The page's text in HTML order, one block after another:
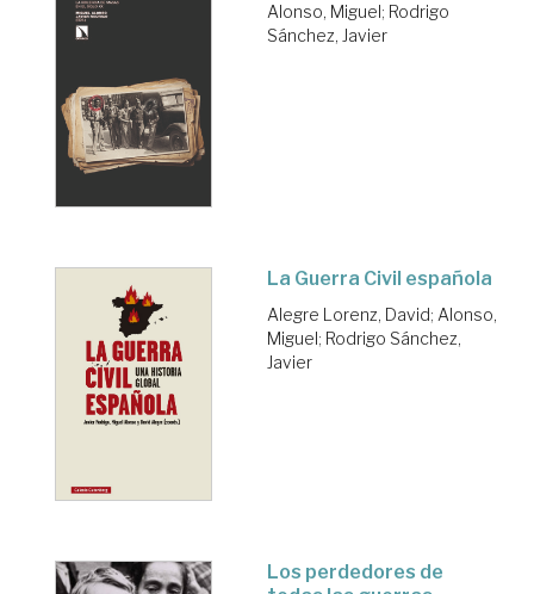
Alonso, Miguel; Rodrigo
Sánchez, Javier
La Guerra Civil española
Alegre Lorenz, David; Alonso,
Miguel; Rodrigo Sánchez,
Javier
Los perdedores de